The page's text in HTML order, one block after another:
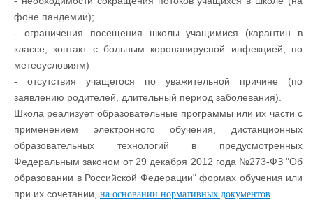
фоне пандемии);
- ограничения посещения школы учащимися (карантин в
классе; контакт с больным коронавирусной инфекцией; по
метеоусловиям)
- отсутствия учащегося по уважительной причине (по
заявлению родителей, длительный период заболевания).
Школа реализует образовательные программы или их части с
применением электронного обучения, дистанционных
образовательных технологий в предусмотренных
Федеральным законом от 29 декабря 2012 года №273-ФЗ "Об
образовании в Российской Федерации" формах обучения или
при их сочетании, на основании нормативных документов